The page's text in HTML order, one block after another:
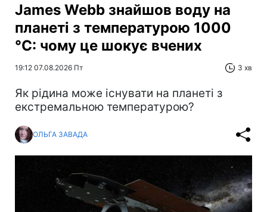
James Webb знайшов воду на
планеті з температурою 1000
°C: чому це шокує вчених
19:12 07.08.2026 Пт 3 хв
Як рідина може існувати на планеті з
екстремальною температурою?
ОЛЬГА ЗАВАДА